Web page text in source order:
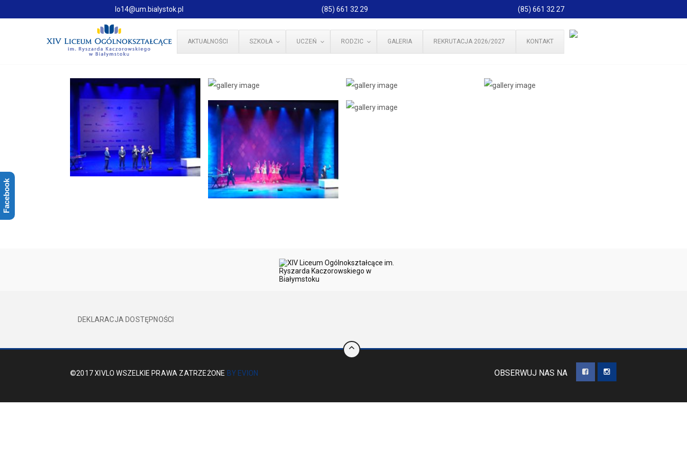
lo14@um.bialystok.pl (85) 661 32 29 (85) 661 32 27
AKTUALNOŚCI SZKOŁA UCZEŃ RODZIC GALERIA REKRUTACJA 2026/2027 KONTAKT
DEKLARACJA DOSTĘPNOŚCI
©2017 XIVLO WSZELKIE PRAWA ZATRZEŻONE BY EVION OBSERWUJ NAS NA
Facebook